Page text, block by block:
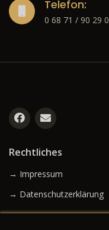
Telefon:
0 68 71 / 90 29 0
Rechtliches
→ Impressum
→ Datenschutzerklärung